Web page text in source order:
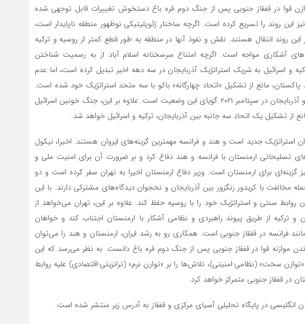
قوا در قفقاز جنوبی پس از جنگ دوم قره باغ دستخوش تغییرات قابل توجهی شده
این روند را تسریع کرده است. اگرچه ساختار ژئوپلیتیکی نوظهور منطقه ناپایدار است،
روند انتقال هستند. نقش و نفوذ آنها در منطقه به طور قطع کمتر از روسیه و ترکیه
آشکاری مواجه است. اگرچه امتناع سرسختانه اسلام آباد از به رسمیت شناختن
و اسرائیل به شریک استراتژیک آذربایجان در سه دهه اخیر تبدیل کرده است، اما عدم
مانع از تشکیل «اتحاد چهارگانه» باکو با سه متحد استراتژیک خود شده است.
مانورهای نظامی پاکستان، ترکیه و آذربایجان در سپتامبر ۲۰۲۱ گویای این وضعیت است. علاوه بر این، جنگ خونین اسرائیل
از تشکیل یک اتحاد سه جانبه بین آذربایجان، ترکیه و اسرائیل خواهد شد.
استراتژیک جدید است و هند و فرانسه مهمترین گزینه‌های ایروان هستند. اخیرا، نیکول
تسلیحاتی ارمنستان با فرانسه و هند دفاع کرد و بر ضرورت آن برای امنیت ملی و
گزینه‌ای برای ارمنستان است. وزیر دفاع ارمنستان اخیرا به تهران سفر کرده است و دو
مخالفت با کریدور زنگزور بین آذربایجان و نخجوان دیدگاه‌های مشترکی دارند. با این
روابط سنتی و استراتژیک خود را با روسیه حفظ کند. علاوه بر این، تهران‌ می‌خواهد از
و ترکیه از طریق پیوند راهبردی و نظامی آشکار با ارمنستان اجتناب کند و خواهان
فرانسه در قفقاز جنوبی است. همکاری رو به رشد ایران، ارمنستان و هند را‌ می‌توان
موازنه قوا در قفقاز جنوبی پس از جنگ دوم قره باغ دانست. به نظر‌ می‌رسد که این
سخت» (نظامی-امنیتی)، تلاش‌ها را بر «توازن نرم» (ترانزیتی-اقتصادی) علیه روابط
در قفقاز جنوبی متمرکز خواهد کرد.
انگلیسی در پایگاه تحلیلی آسیای مرکزی و قفقاز به آدرس زیر منتشر شده است.